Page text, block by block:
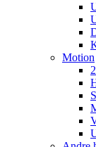
Motion